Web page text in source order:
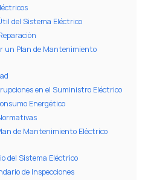
del Sistema Eléctrico
un Plan de Mantenimiento
en el Suministro Eléctrico
Energético
de Mantenimiento Eléctrico
del Sistema Eléctrico
de Inspecciones